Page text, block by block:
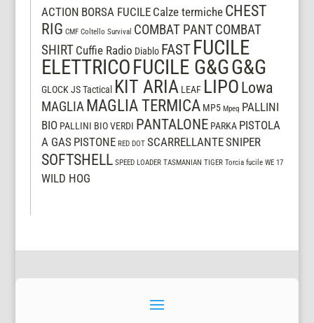
ACTION BORSA FUCILE Calze termiche CHEST
RIG CMF Coltello Survival COMBAT PANT COMBAT
SHIRT Cuffie Radio Diablo FAST FUCILE
ELETTRICOFUCILE G&GG&G
GLOCK JS Tactical KIT ARIA LEAF LIPO Lowa
MAGLIA MAGLIA TERMICA MP5 Mpeq PALLINI
BIO PALLINI BIO VERDI PANTALONE PARKA PISTOLA
A GAS PISTONE RED DOT SCARRELLANTESNIPER
SOFTSHELL SPEED LOADER TASMANIAN TIGER Torcia fucile WE 17
WILD HOG